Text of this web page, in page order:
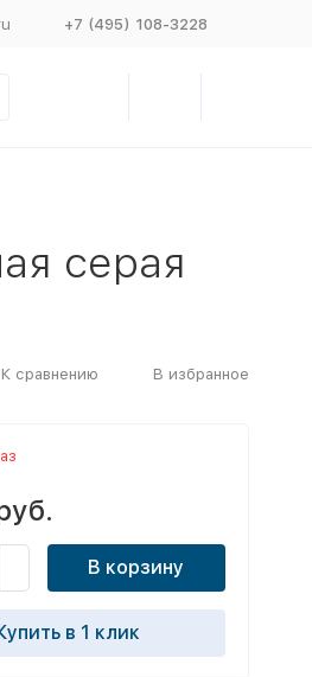
+7 (495) 108-3228
серая
К сравнению В избранное
В корзину
в 1 клик